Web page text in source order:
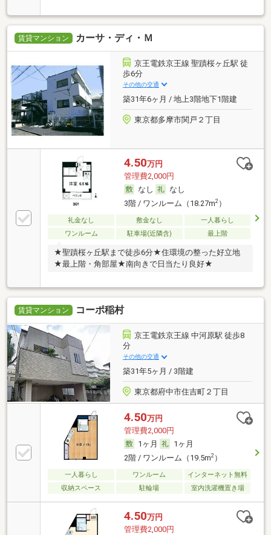
賃貸マンション カーサ・ディ・Ｍ
京王電鉄京王線 聖蹟桜ヶ丘駅 徒
歩6分
その他の交通
築31年6ヶ月 / 地上3階地下1階建
東京都多摩市関戸２丁目
4.50万円
管理費2,000円
なし
なし
3階 / ワンルーム（18.27m2）
礼金なし 敷金なし
一人暮らし
ワンルーム
駐車場(近隣含) 最上階
★聖蹟桜ヶ丘駅まで徒歩6分★住環境の整った好立地
★最上階・角部屋★南向きで日当たり良好★
賃貸マンション コーポ稲村
京王電鉄京王線 中河原駅 徒歩8
分
その他の交通
築31年5ヶ月 / 3階建
東京都府中市住吉町２丁目
4.50万円
管理費2,000円
1ヶ月
1ヶ月
2階 / ワンルーム（19.5m2）
一人暮らし ワンルーム
インターネット無料
収納スペース
駐輪場 室内洗濯機置き場
4.50万円
管理費2,000円